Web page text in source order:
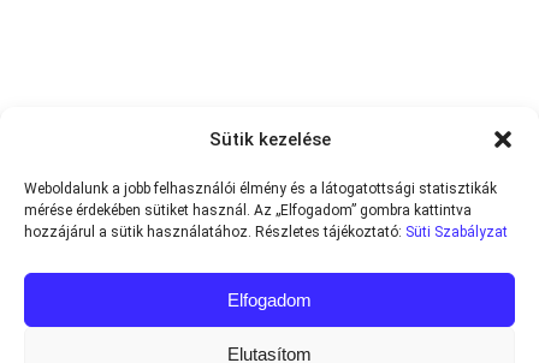
Sütik kezelése
Weboldalunk a jobb felhasználói élmény és a látogatottsági statisztikák
mérése érdekében sütiket használ. Az „Elfogadom” gombra kattintva
hozzájárul a sütik használatához. Részletes tájékoztató: Süti Szabályzat
Elfogadom
Elutasítom